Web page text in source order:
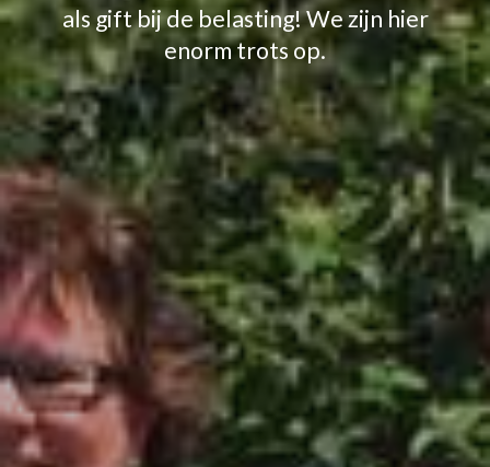
als gift bij de belasting! We zijn hier
enorm trots op.